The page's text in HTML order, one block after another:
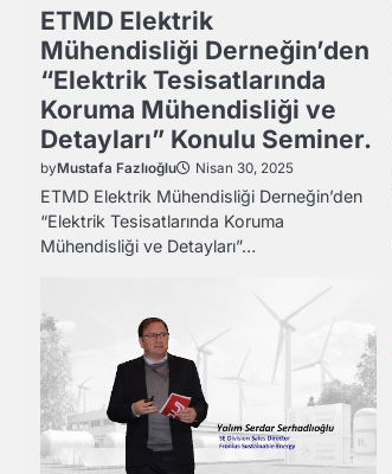
ETMD Elektrik
Mühendisliği Derneğin’den
“Elektrik Tesisatlarında
Koruma Mühendisliği ve
Detayları” Konulu Seminer.
byMustafa Fazlıoğlu Nisan 30, 2025
ETMD Elektrik Mühendisliği Derneğin’den
“Elektrik Tesisatlarında Koruma
Mühendisliği ve Detayları”…